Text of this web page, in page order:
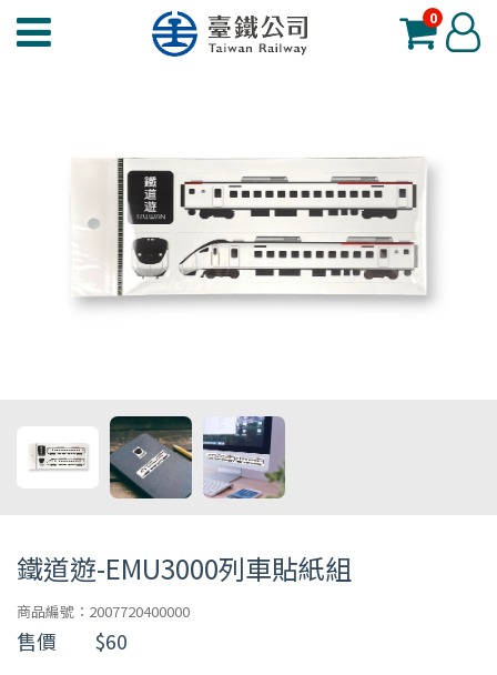
臺
0 登
入
鐵道遊-EMU3000列車貼紙組
商品編號：2007720400000
售價 $60